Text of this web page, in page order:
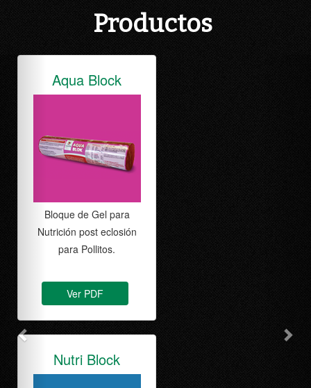
Productos
Colina natural de Orígen